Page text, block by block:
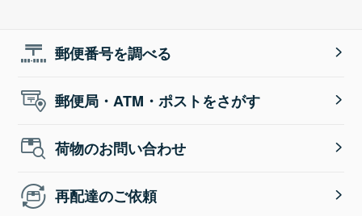
郵便番号を調べる
郵便局・ATM・ポストをさがす
荷物のお問い合わせ
再配達のご依頼